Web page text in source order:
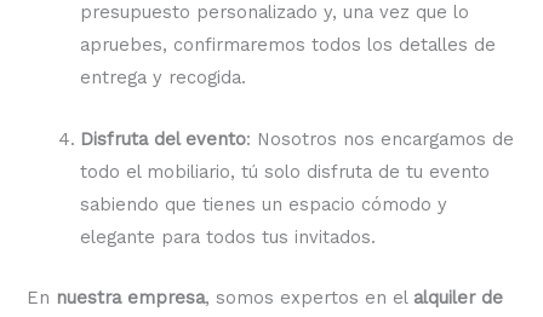
presupuesto personalizado y, una vez que lo
apruebes, confirmaremos todos los detalles de
entrega y recogida.
Disfruta del evento: Nosotros nos encargamos de
todo el mobiliario, tú solo disfruta de tu evento
sabiendo que tienes un espacio cómodo y
elegante para todos tus invitados.
En nuestra empresa, somos expertos en el alquiler de